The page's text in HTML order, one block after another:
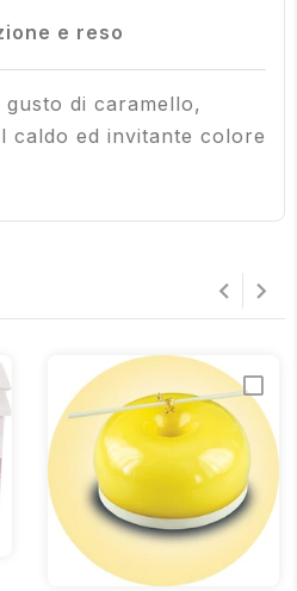
e reso
gusto di caramello,
caldo ed invitante colore